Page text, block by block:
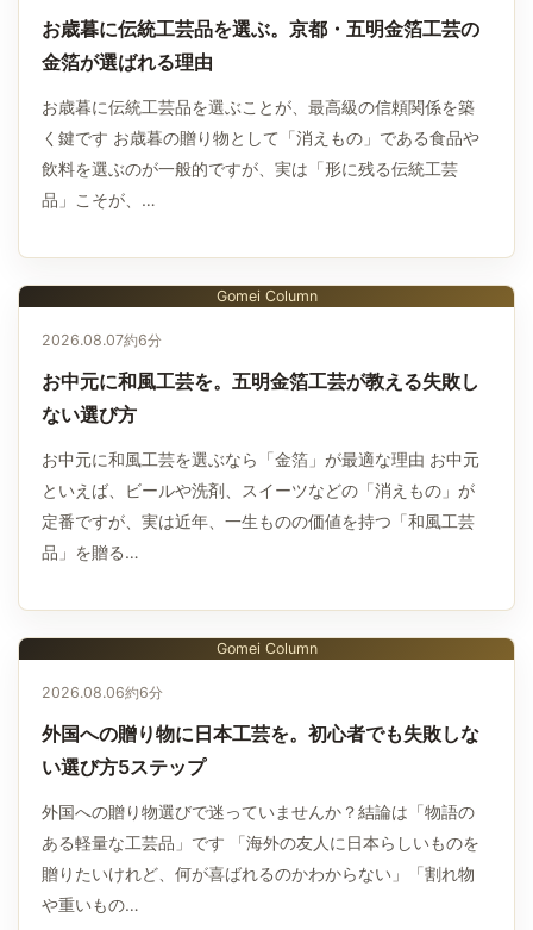
お歳暮に伝統工芸品を選ぶ。京都・五明金箔工芸の
金箔が選ばれる理由
お歳暮に伝統工芸品を選ぶことが、最高級の信頼関係を築
く鍵です お歳暮の贈り物として「消えもの」である食品や
飲料を選ぶのが一般的ですが、実は「形に残る伝統工芸
品」こそが、…
Gomei Column
2026.08.07約6分
お中元に和風工芸を。五明金箔工芸が教える失敗し
ない選び方
お中元に和風工芸を選ぶなら「金箔」が最適な理由 お中元
といえば、ビールや洗剤、スイーツなどの「消えもの」が
定番ですが、実は近年、一生ものの価値を持つ「和風工芸
品」を贈る…
Gomei Column
2026.08.06約6分
外国への贈り物に日本工芸を。初心者でも失敗しな
い選び方5ステップ
外国への贈り物選びで迷っていませんか？結論は「物語の
ある軽量な工芸品」です 「海外の友人に日本らしいものを
贈りたいけれど、何が喜ばれるのかわからない」「割れ物
や重いもの…